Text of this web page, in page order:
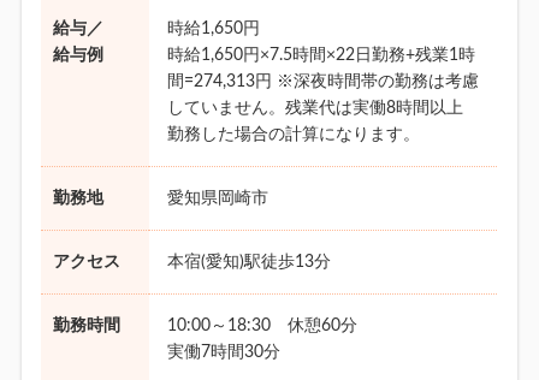
給与／
給与例
時給1,650円
時給1,650円×7.5時間×22日勤務+残業1時
間=274,313円 ※深夜時間帯の勤務は考慮
していません。残業代は実働8時間以上
勤務した場合の計算になります。
勤務地 愛知県岡崎市
アクセス 本宿(愛知)駅徒歩13分
勤務時間
10:00～18:30 休憩60分
実働7時間30分